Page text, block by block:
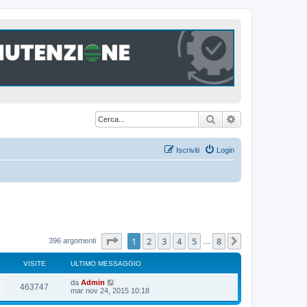
Cerca
Login
Iscriviti
396 argomenti Pagina1 di
1 2 3 4 5 8
VISITE ULTIMO MESSAGGIO
463747
i
U
l
da Admin
mar nov 24, 2015 10:18